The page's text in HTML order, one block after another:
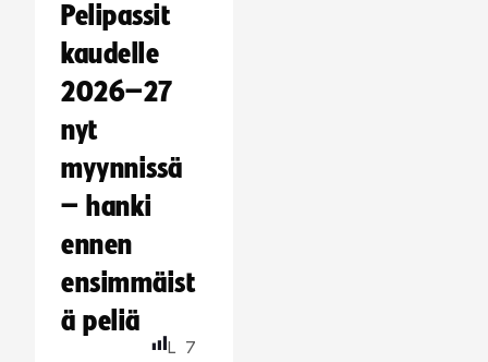
Pelipassit
kaudelle
2026–27
nyt
myynnissä
– hanki
ennen
ensimmäist
ä peliä
L 7